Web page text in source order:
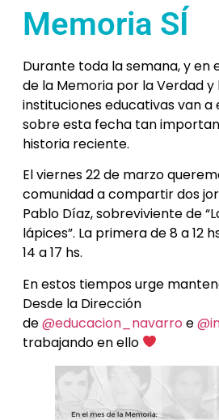
Memoria SÍ
Durante toda la semana, y en
de la Memoria por la Verdad y
instituciones educativas van
sobre esta fecha tan
historia reciente.
El viernes 22 de marzo
comunidad a compartir dos
Pablo Díaz, sobreviviente de
lápices”. La primera de 8 a 12
14 a 17 hs.
En estos tiempos urge
Desde la Dirección
de@educacion_navarro e
trabajando en ello